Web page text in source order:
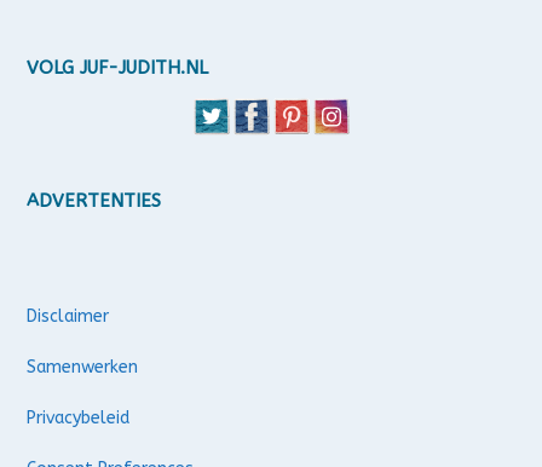
VOLG JUF-JUDITH.NL
ADVERTENTIES
Disclaimer
Samenwerken
Privacybeleid